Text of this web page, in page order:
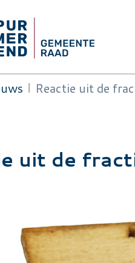
Reactie uit de
uit de